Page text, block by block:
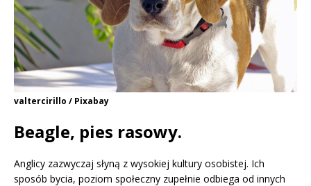
valtercirillo / Pixabay
Beagle, pies rasowy.
Anglicy zazwyczaj słyną z wysokiej kultury osobistej. Ich
sposób bycia, poziom społeczny zupełnie odbiega od innych